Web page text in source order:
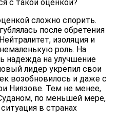
с такой оценкой?
сложно спорить.
после обретения
изоляция и
роль. На
надежда на улучшение
лидер укрепил свои
возобновилось и даже с
Ниязове. Тем не менее,
по меньшей мере,
в странах